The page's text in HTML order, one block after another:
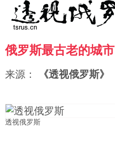
首页
国际
时政
空军
海军
财经
商业
农业
文艺
教育
图片新闻
高清图片
图表
俄罗斯最古老的城市
来源： 《透视俄罗斯》
透视俄罗斯